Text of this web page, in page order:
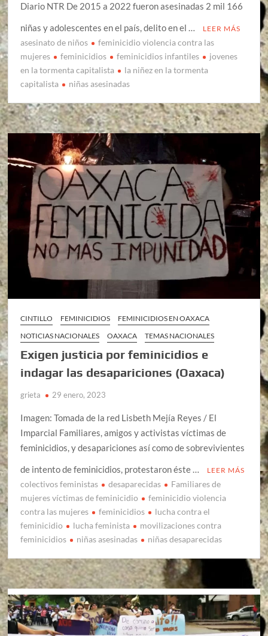
Diario NTR De 2015 a 2022 fueron asesinadas 2 mil 166
niñas y adolescentes en el país, delito en el …
LEER MÁS
asesinato de niños
feminicidio violencia contra las
mujeres
feminicidios feminicidios infantiles
jovenes
en la tormenta capitalista
la niñez en la tormenta
capitalista
niñas asesinadas
CINTILLO FEMINICIDIOS
FEMINICIDIOS EN OAXACA
NOTICIAS NACIONALES
OAXACA TEMAS NACIONALES
Exigen justicia por feminicidios e
indagar las desapariciones (Oaxaca)
grieta 29 enero, 2023
Imagen: Tomada de la red Lisbeth Mejía Reyes / El
Imparcial Familiares, amigos y activistas víctimas de
feminicidios, y desapariciones así como de sobrevivientes
de intento de feminicidios, protestaron éste …
LEER MÁS
colectivos feministas desaparecidas
Familiares de
mujeres víctimas de feminicidio
feminicidio violencia
contra las mujeres
feminicidios
lucha contra el
feminicidio
lucha feminista
movilizaciones contra
feminicidios
niñas asesinadas niñas desaparecidas